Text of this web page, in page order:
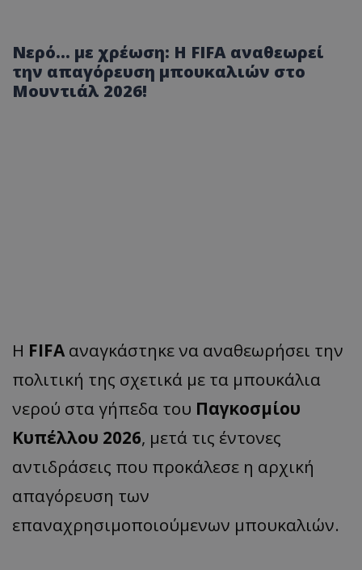
Νερό… με χρέωση: Η FIFA αναθεωρεί
την απαγόρευση μπουκαλιών στο
Μουντιάλ 2026!
Η FIFA αναγκάστηκε να αναθεωρήσει την
πολιτική της σχετικά με τα μπουκάλια
νερού στα γήπεδα του Παγκοσμίου
Κυπέλλου 2026, μετά τις έντονες
αντιδράσεις που προκάλεσε η αρχική
απαγόρευση των
επαναχρησιμοποιούμενων μπουκαλιών.